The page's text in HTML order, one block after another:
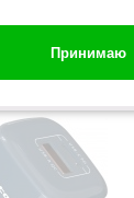
Принимаю